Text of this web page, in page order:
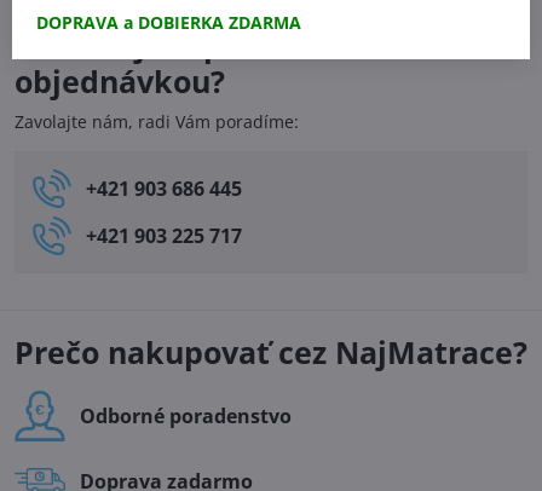
objednávkou?
Zavolajte nám, radi Vám poradíme:
+421 903 686 445
+421 903 225 717
Prečo nakupovať cez NajMatrace?
Odborné poradenstvo
Doprava zadarmo
DOPRAVA a DOBIERKA ZDARMA